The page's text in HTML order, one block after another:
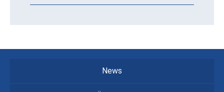
News